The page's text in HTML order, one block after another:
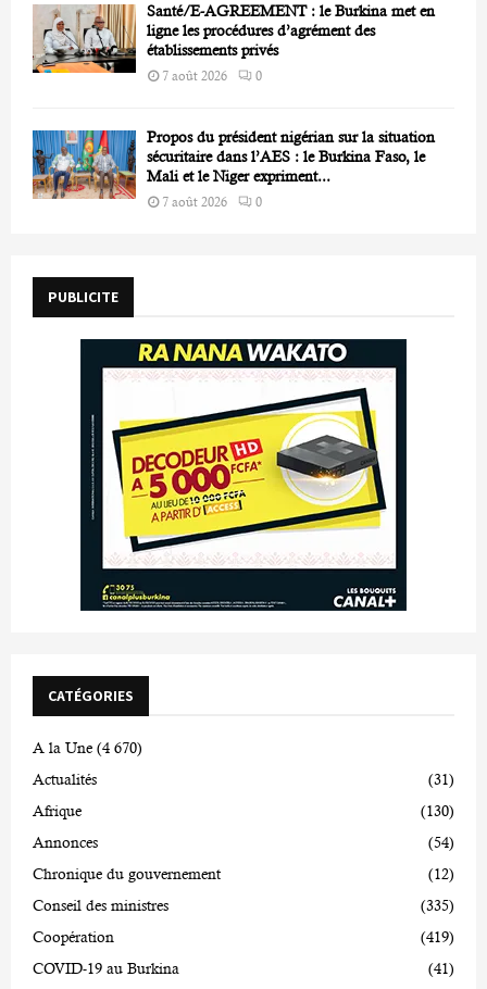
Santé/E-AGREEMENT : le Burkina met en
ligne les procédures d’agrément des
établissements privés
7 août 2026 0
Propos du président nigérian sur la situation
sécuritaire dans l’AES : le Burkina Faso, le
Mali et le Niger expriment...
7 août 2026 0
PUBLICITE
CATÉGORIES
A la Une (4 670)
Actualités
(31)
Afrique
(130)
Annonces
(54)
Chronique du gouvernement
(12)
Conseil des ministres
(335)
Coopération
(419)
COVID-19 au Burkina
(41)